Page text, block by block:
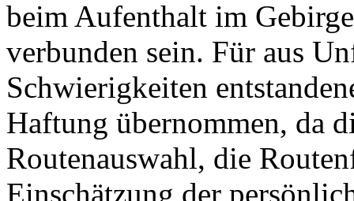
beim Aufenthalt im
verbunden sein. Für aus
Schwierigkeiten
Haftung übernommen, da
Routenauswahl, die
Einschätzung der